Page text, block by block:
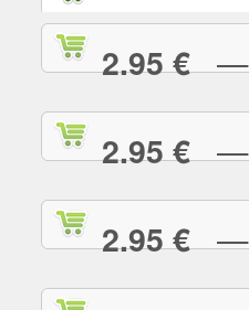
2.95 €—
2.95 €—
2.95 €—